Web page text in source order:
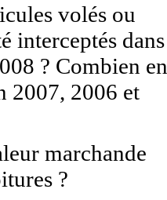
volés ou
interceptés
? Combien en
2007, 2006 et
marchande
?